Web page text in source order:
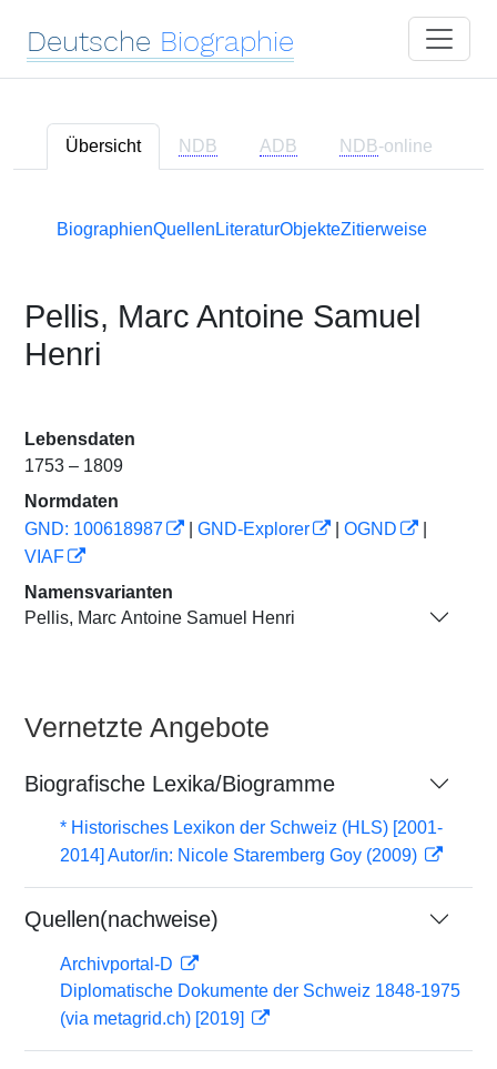
Deutsche Biographie
Übersicht NDB ADB NDB-online
BiographienQuellen LiteraturObjekteZitierweise
Pellis, Marc Antoine Samuel
Henri
Lebensdaten
1753 – 1809
Normdaten
GND: 100618987
GND-Explorer OGND
VIAF
Namensvarianten
Pellis, Marc Antoine Samuel Henri
Vernetzte Angebote
Biografische Lexika/Biogramme
* Historisches Lexikon der Schweiz (HLS) [2001-
2014] Autor/in: Nicole Staremberg Goy (2009)
Quellen(nachweise)
Archivportal-D
Diplomatische Dokumente der Schweiz 1848-1975
(via metagrid.ch) [2019]